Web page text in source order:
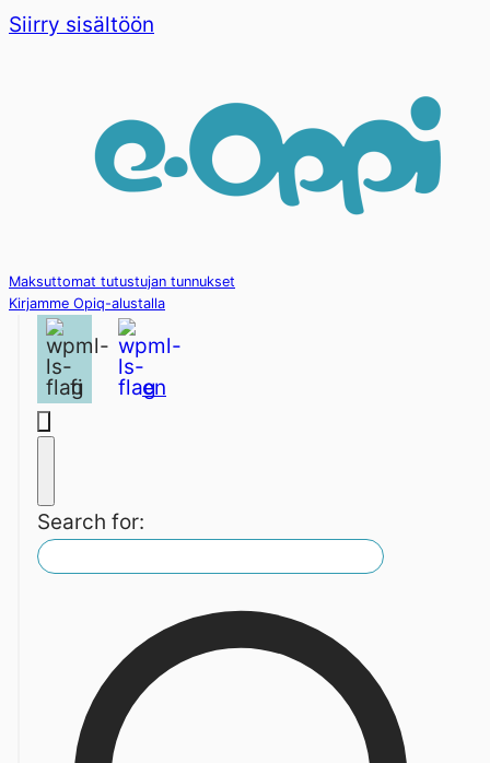
Siirry sisältöön
Maksuttomat tutustujan tunnukset
Kirjamme Opiq-alustalla
fi en
Search for: